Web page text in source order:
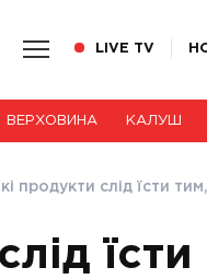
LIVE TV
ВЕРХОВИНА КАЛУШ
продукти слід їсти